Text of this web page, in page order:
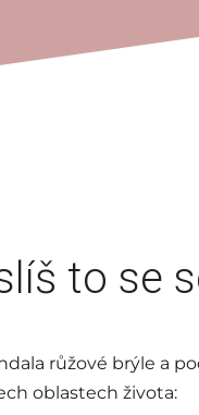
to se
růžové brýle a
oblastech života: